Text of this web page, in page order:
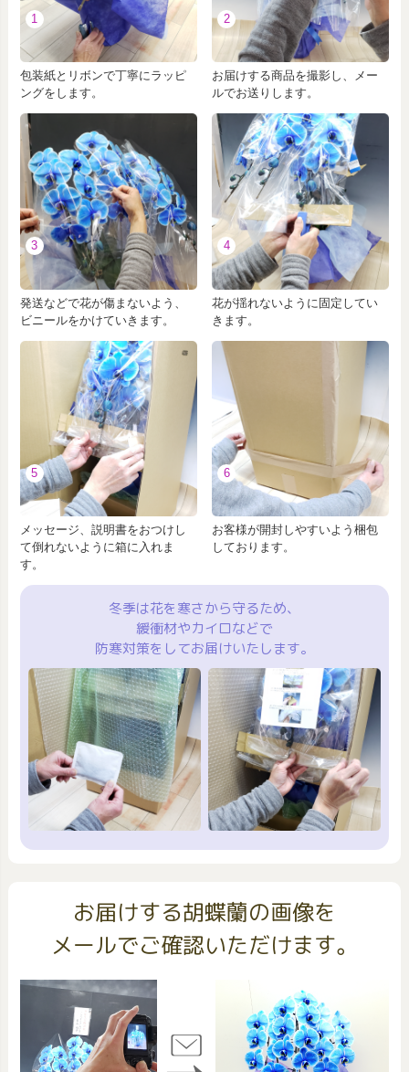
1
包装紙とリボンで丁寧にラッピ
ングをします。
2
お届けする商品を撮影し、メー
ルでお送りします。
3
発送などで花が傷まないよう、
ビニールをかけていきます。
4
花が揺れないように固定してい
きます。
5
メッセージ、説明書をおつけし
て倒れないように箱に入れま
す。
6
お客様が開封しやすいよう梱包
しております。
冬季は花を寒さから守るため、
緩衝材やカイロなどで
防寒対策をしてお届けいたします。
お届けする胡蝶蘭の画像を
メールでご確認いただけます。